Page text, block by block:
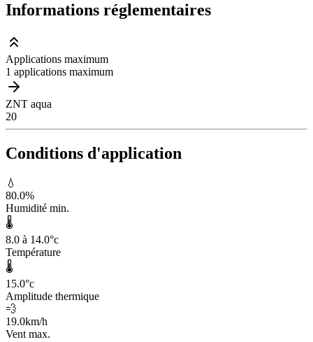
Informations réglementaires
Applications maximum
1 applications maximum
ZNT aqua
20
Conditions d'application
💧
80.0%
Humidité min.
🌡️
8.0 à 14.0°c
Température
🌡️
15.0°c
Amplitude thermique
💨
19.0km/h
Vent max.